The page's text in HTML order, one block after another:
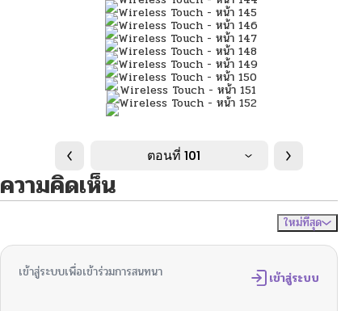
ตอนที่ 101
ความคิดเห็น
ใหม่ที่สุด
เข้าสู่ระบบเพื่อเข้าร่วมการสนทนา เข้าสู่ระบบ